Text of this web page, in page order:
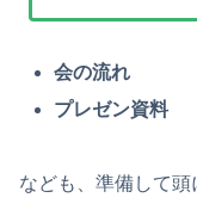
会の流れ
プレゼン資料
なども、準備して頭